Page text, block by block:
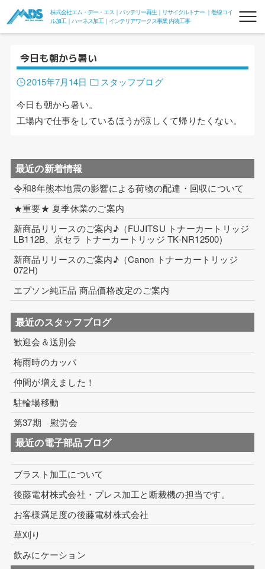
株式会社エム・デー・エス｜バッテリー再生｜リサイクルトナー ｜巻線コイ
ル加工｜ハーネス加工｜インテリアワークス事業 内装工事
フォークリフトリフレッシュバッテリー
フォークde電力変換器100V
組電池
リサイクルトナー
コイル巻線加工
ハーネス・フィルム加工
生産設備について
生産設備について（アプリケーター）
取扱製品一覧
その他
ECマーケティング支援
インテリアワークス事業 内装工事
今日も朝から暑い
2015年7月14日
スタッフブログ
今日も朝から暑い。
工場内で仕事をしているほうが涼しくて帰りたくない。
最近の新着情報
令和8年熊本地震の影響による荷物の配達・回収について
★重要★ 夏季休業のご案内
新商品リリースのご案内♪（FUJITSU トナーカートリッジ
LB112B、京セラ トナーカートリッジ TK-NR12500)
新商品リリースのご案内♪（Canon トナーカートリッジ
072H)
エプソン純正品 商品価格改定のご案内
最近のスタッフブログ
歓迎会＆送別会
梅雨時のカッパ
仲間が増えました！
駐輪場移動
第37期 慰労会
最近の電子部品ブログ
ブラスト加工について
後藤電材株式会社・プレス加工と断裁機の担当です。
お客様満足度の後藤電材株式会社
草刈り
飲みにケーション